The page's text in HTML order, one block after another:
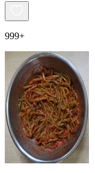
999+